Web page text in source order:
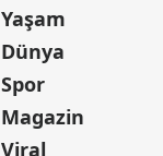
Yaşam
Dünya
Spor
Magazin
Viral